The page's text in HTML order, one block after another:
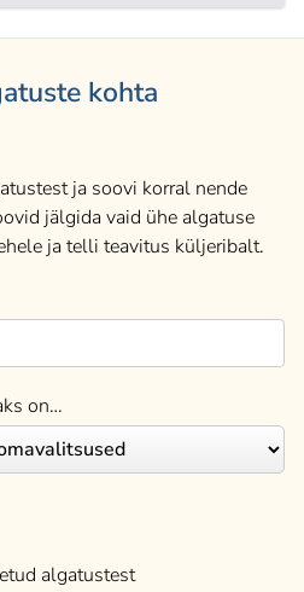
kohta
ja soovi korral nende
jälgida vaid ühe algatuse
ja telli teavitus küljeribalt.
on…
algatustest